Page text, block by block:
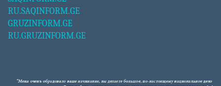
RU.SAQINFORM.GE
GRUZINFORM.GE
RU.GRUZINFORM.GE